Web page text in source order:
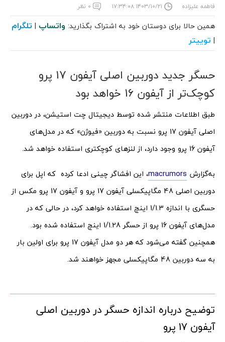
فاطمه علیزاده ۱۴۰۳/۱۰/۲۱ ۱۷:۳۴:۰۸ ۰ نظر
همین حالا برای دوستان خود به اشتراک بگذارید: واتساپ | تلگرام
| توییتر
حسگر جدید دوربین اصلی آیفون 17 پرو
کوچک‌تر از آیفون 16 خواهد بود
طبق اطلاعات منتشر شده توسط دیجیتال چت استیشن، در دوربین
اصلی آیفون 17 پرو نسبت به دوربین «فیوژن» که در مدل‌های
آیفون 16 پرو وجود دارد، از لنزهای کوچکتری استفاده خواهد شد.
به‌گزارش macrumors، این افشاگر چینی ادعا کرده که اپل برای
دوربین اصلی 48 مگاپیکسلی آیفون 17 پرو و آیفون 17 پرو مکس از
حسگری با اندازه 1/1.3 اینچ استفاده خواهد کرد، در حالی که در
مدل‌های آیفون 16 پرو از حسگر 1/1.28 اینچ استفاده شده بود.
همچنین گفته می‌شود که هر دو مدل آیفون 17 پرو برای اولین بار
به سه دوربین 48 مگاپیکسلی مجهز خواهند شد.
توضیح درباره اندازه حسگر در دوربین اصلی
آیفون 17 پرو